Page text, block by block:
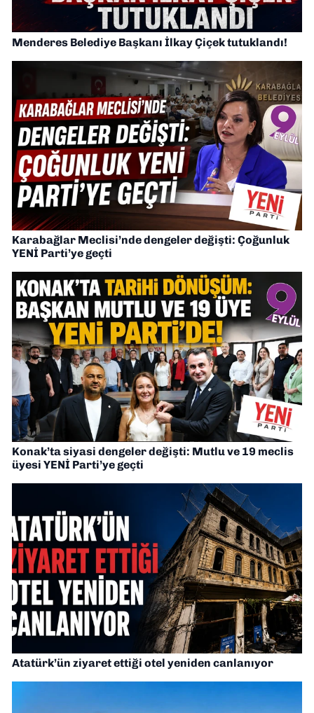
Menderes Belediye Başkanı İlkay Çiçek tutuklandı!
Karabağlar Meclisi’nde dengeler değişti: Çoğunluk
YENİ Parti’ye geçti
Konak’ta siyasi dengeler değişti: Mutlu ve 19 meclis
üyesi YENİ Parti’ye geçti
Atatürk’ün ziyaret ettiği otel yeniden canlanıyor